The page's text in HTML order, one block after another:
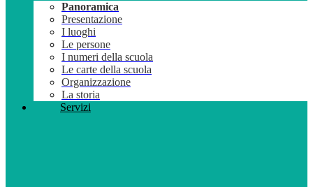
Panoramica
Presentazione
I luoghi
Le persone
I numeri della scuola
Le carte della scuola
Organizzazione
La storia
Servizi